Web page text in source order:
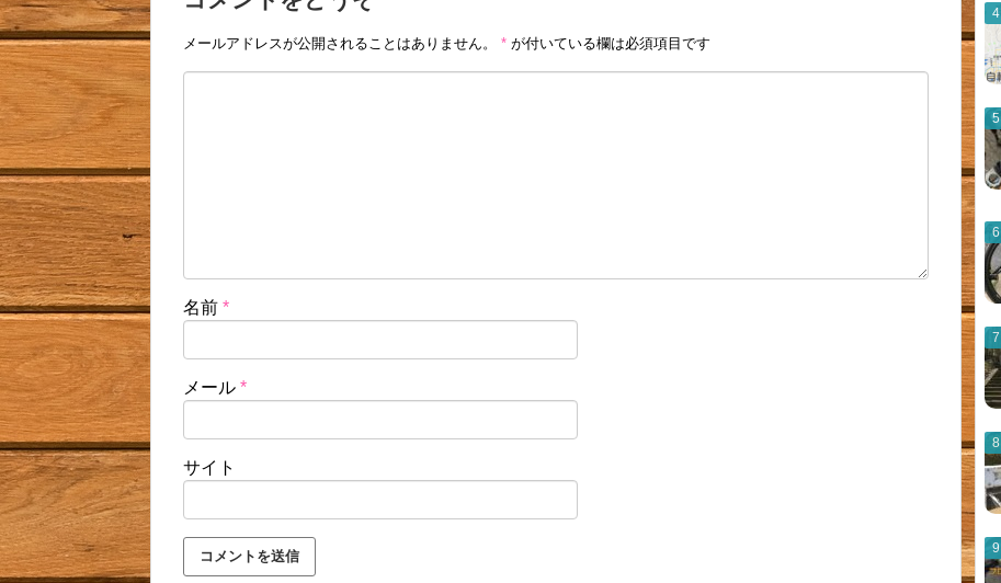
メールアドレスが公開されることはありません。 * が付いている欄は必須項目です
名前 *
メール *
サイト